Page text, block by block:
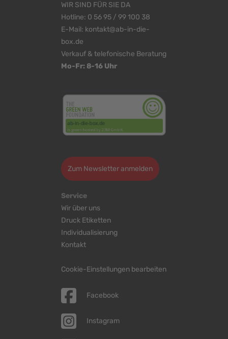
WIR SIND FÜR SIE DA
Hotline: 0 56 95 / 99 100 38
E-Mail: kontakt@ab-in-die-
box.de
Verkauf & telefonische Beratung
Mo-Fr: 8-16 Uhr
Zum Newsletter anmelden
Service
Wir über uns
Druck Etiketten
Individualisierung
Kontakt
Cookie-Einstellungen bearbeiten
Facebook
Instagram